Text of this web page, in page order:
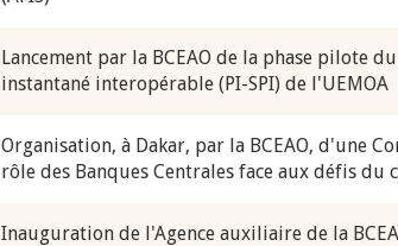
Lancement par la BCEAO de la phase pilote
instantané interopérable (PI-SPI) de l'UEMOA
Organisation, à Dakar, par la BCEAO, d'une
rôle des Banques Centrales face aux défis du
Inauguration de l'Agence auxiliaire de la
22 juillet 2026
Claude Kassi BROU lors de la cérémonie
de présentation du rapport annuel 2025
10